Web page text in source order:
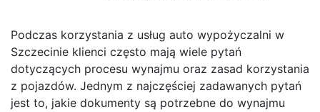
Podczas korzystania z usług auto wypożyczalni w
Szczecinie klienci często mają wiele pytań
dotyczących procesu wynajmu oraz zasad korzystania
z pojazdów. Jednym z najczęściej zadawanych pytań
jest to, jakie dokumenty są potrzebne do wynajmu